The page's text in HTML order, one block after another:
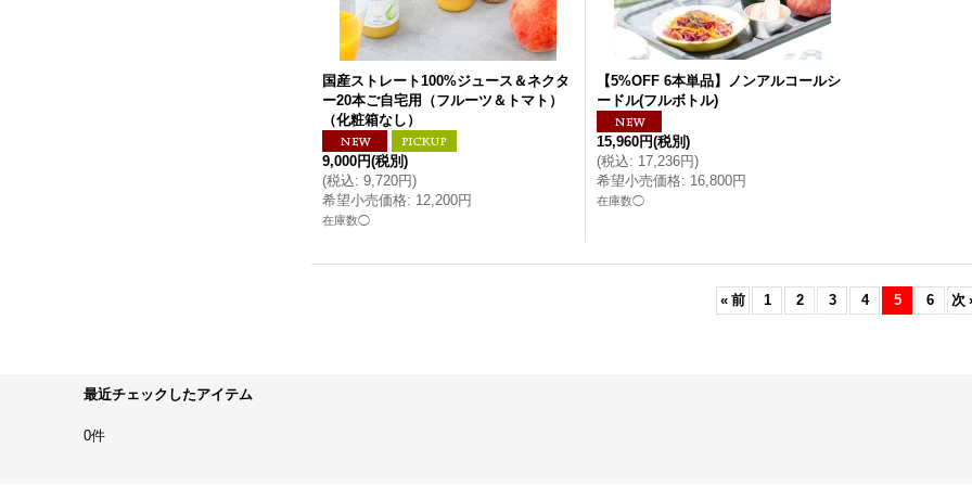
国産ストレート100%ジュース＆ネクタ
ー20本ご自宅用（フルーツ＆トマト）
（化粧箱なし）
9,000円(税別)
(税込: 9,720円)
希望小売価格: 12,200円
在庫数◯
【5%OFF 6本単品】ノンアルコールシ
ードル(フルボトル)
15,960円(税別)
(税込: 17,236円)
希望小売価格: 16,800円
在庫数◯
« 前 1 2 3 4 5 6 次
最近チェックしたアイテム
0件